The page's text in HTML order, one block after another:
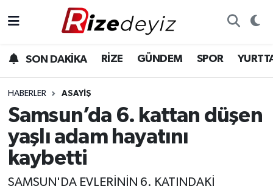
SON DAKİKA RİZE GÜNDEM SPOR
HABERLER ASAYIŞ
Samsun’da 6. kattan düşen
yaşlı adam hayatını
kaybetti
SAMSUN'DA EVLERİNİN 6. KATINDAKİ
Gündem
Yurttan Haberler
Ekonomi
Teknoloji
Rize Hava Durumu
Rize Trafik Yoğunluk Haritası
Süper Lig Puan Durumu ve Fikstür
Tüm Manşetler